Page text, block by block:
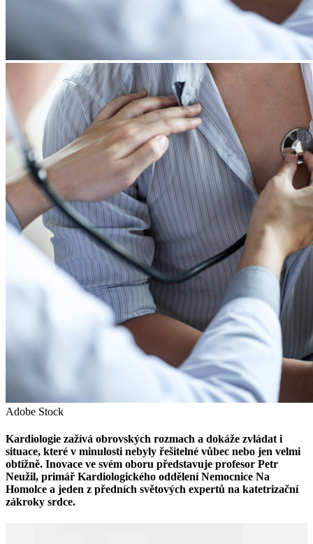
Adobe Stock
Kardiologie zažívá obrovských rozmach a dokáže zvládat i
situace, které v minulosti nebyly řešitelné vůbec nebo jen velmi
obtížně. Inovace ve svém oboru představuje profesor Petr
Neužil, primář Kardiologického oddělení Nemocnice Na
Homolce a jeden z předních světových expertů na katetrizační
zákroky srdce.